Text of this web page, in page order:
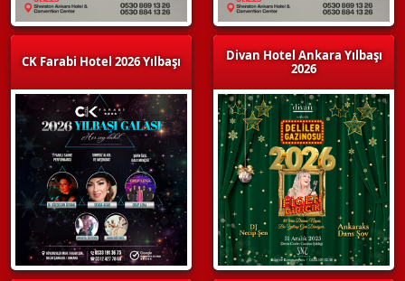
CK Farabi Hotel 2026 Yılbaşı
Divan Hotel Ankara Yılbaşı
2026